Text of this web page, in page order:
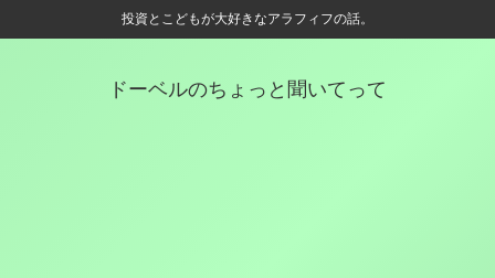
投資とこどもが大好きなアラフィフの話。
ドーベルのちょっと聞いてって